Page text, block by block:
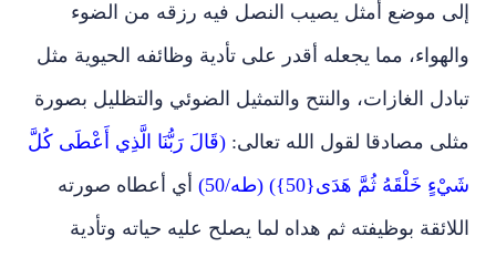
إلى موضع أمثل يصيب النصل فيه رزقه من الضوء
والهواء، مما يجعله أقدر على تأدية وظائفه الحيوية مثل
تبادل الغازات، والنتح والتمثيل الضوئي والتظليل بصورة
مثلى مصادقا لقول الله تعالى: (قَالَ رَبُّنَا الَّذِي أَعْطَى كُلَّ
شَيْءٍ خَلْقَهُ ثُمَّ هَدَى{50}) (طه/50)
أي أعطاه صورته
اللائقة بوظيفته ثم هداه لما يصلح عليه حياته وتأدية